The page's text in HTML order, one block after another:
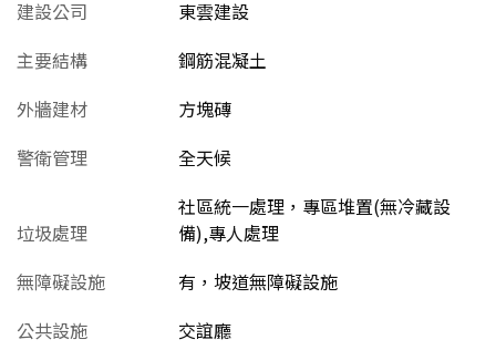
建設公司
東雲建設
主要結構
鋼筋混凝土
外牆建材
方塊磚
警衛管理
全天候
垃圾處理
社區統一處理，專區堆置(無冷藏設
備),專人處理
無障礙設施
有，坡道無障礙設施
公共設施
交誼廳